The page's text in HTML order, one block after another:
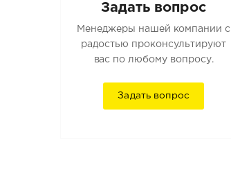
Задать вопрос
Менеджеры нашей компании с
радостью проконсультируют
вас по любому вопросу.
Задать вопрос